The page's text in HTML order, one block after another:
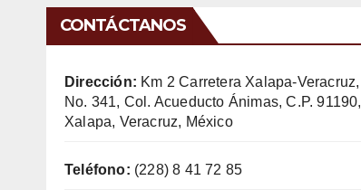
CONTÁCTANOS
Dirección: Km 2 Carretera Xalapa-Veracruz,
No. 341, Col. Acueducto Ánimas, C.P. 91190,
Xalapa, Veracruz, México
Teléfono: (228) 8 41 72 85